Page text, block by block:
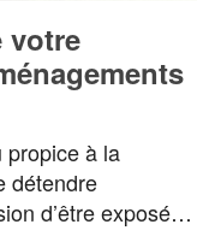
votre
propice à la
détendre
d’être exposé…